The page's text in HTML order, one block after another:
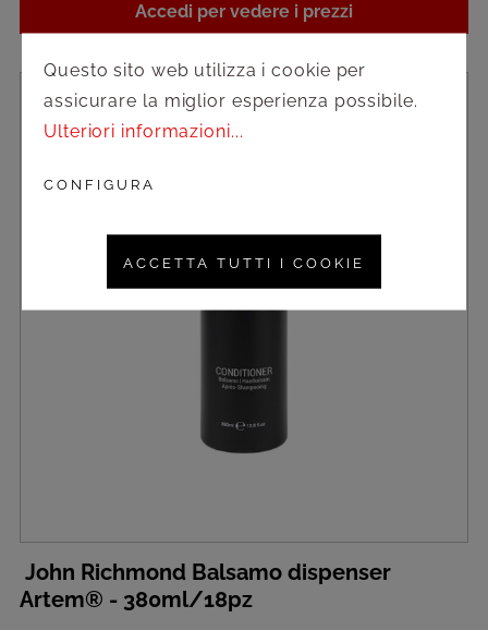
Accedi per vedere i prezzi
John Richmond Balsamo dispenser
Artem® - 380ml/18pz
Questo sito web utilizza i cookie per
assicurare la miglior esperienza possibile.
Ulteriori informazioni...
CONFIGURA
ACCETTA TUTTI I COOKIE